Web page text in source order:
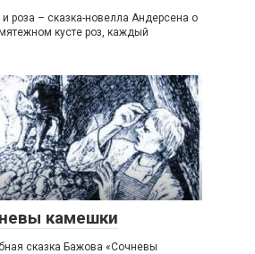
роза – сказка-новелла Андерсена о
кусте роз, каждый
камешки
сказка Бажова «Сочневы